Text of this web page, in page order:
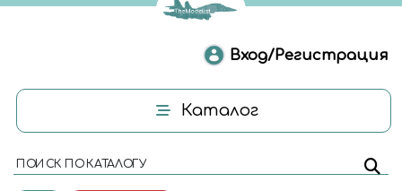
Вход/Регистрация
Каталог
ПОИСК ПО КАТАЛОГУ